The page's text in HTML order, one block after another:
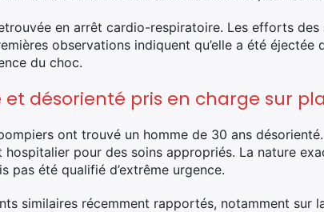
en arrêt cardio-respiratoire. Les efforts
observations indiquent qu’elle a été éjectée
du choc.
désorienté pris en charge sur
ont trouvé un homme de 30 ans
pour des soins appropriés. La nature
pas été qualifié d’extrême urgence.
similaires récemment rapportés, notamment sur